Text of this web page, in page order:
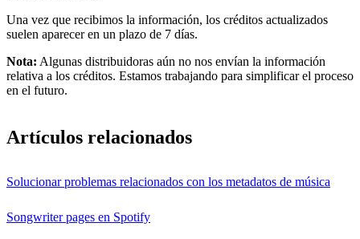
Una vez que recibimos la información, los créditos actualizados
suelen aparecer en un plazo de 7 días.
Nota: Algunas distribuidoras aún no nos envían la información
relativa a los créditos. Estamos trabajando para simplificar el proceso
en el futuro.
Artículos relacionados
Solucionar problemas relacionados con los metadatos de música
Songwriter pages en Spotify